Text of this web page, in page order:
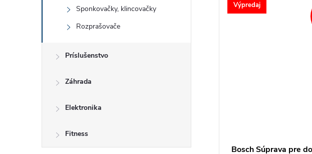
Sponkovačky, klincovačky
Rozprašovače
Príslušenstvo
Záhrada
Elektronika
Fitness
Výpredaj
Bosch Súprava pre